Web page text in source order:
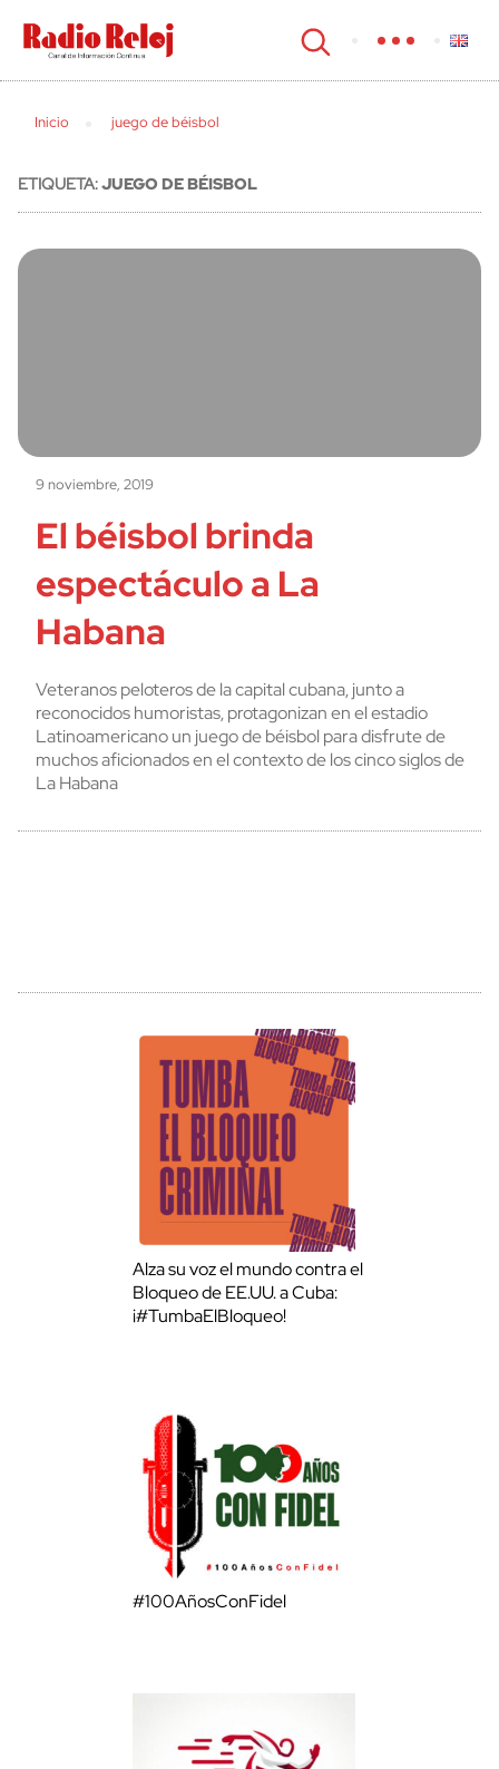
cerrar
Inicio juego de béisbol
ETIQUETA:JUEGO DE BÉISBOL
9 noviembre, 2019
El béisbol brinda
espectáculo a La
Habana
Veteranos peloteros de la capital cubana, junto a
reconocidos humoristas, protagonizan en el estadio
Latinoamericano un juego de béisbol para disfrute de
muchos aficionados en el contexto de los cinco siglos de
La Habana
Alza su voz el mundo contra el
Bloqueo de EE.UU. a Cuba:
¡#TumbaElBloqueo!
#100AñosConFidel